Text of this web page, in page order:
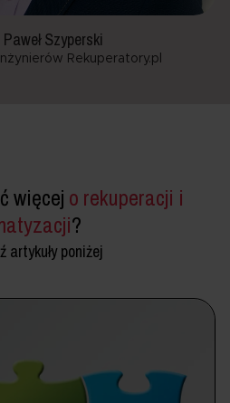
Szyperski
Rekuperatory.pl
więcej o rekuperacji i
?
artykuły poniżej